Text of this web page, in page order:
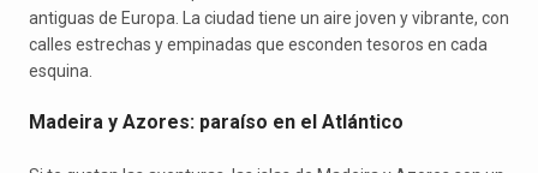
antiguas de Europa. La ciudad tiene un aire joven y vibrante, con
calles estrechas y empinadas que esconden tesoros en cada
esquina.
Madeira y Azores: paraíso en el Atlántico